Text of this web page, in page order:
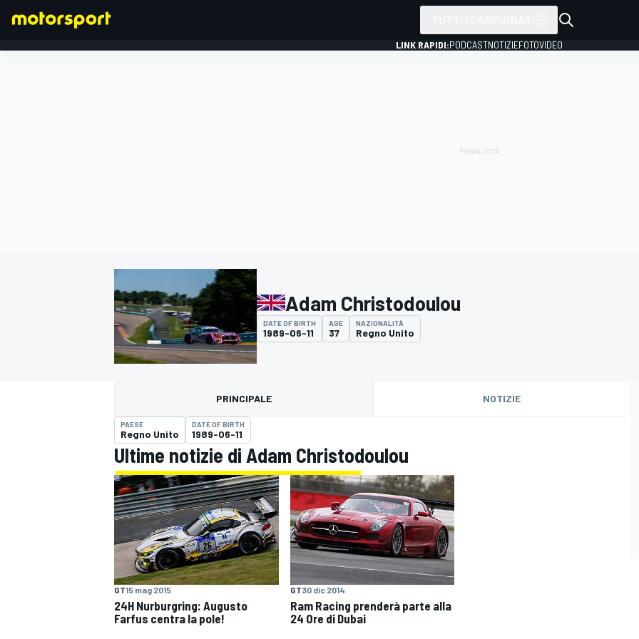
MOTOGP WEC
WRC
LINK RAPIDI:PODCASTNOTIZIEFOTOVIDEO
Adam Christodoulou
DATE OF BIRTH
1989-06-11
AGE
37
NAZIONALITÀ
Regno Unito
PRINCIPALE NOTIZIE
PAESE
Regno Unito
DATE OF BIRTH
1989-06-11
Ultime notizie di Adam Christodoulou
GT15 mag 2015
24H Nurburgring: Augusto
Farfus centra la pole!
GT30 dic 2014
Ram Racing prenderà parte alla
24 Ore di Dubai